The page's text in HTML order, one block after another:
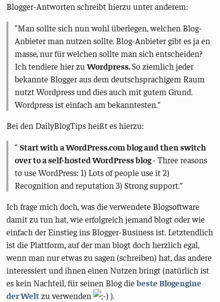
Blogger-Antworten schreibt hierzu unter anderem:
Man sollte sich nun wohl überlegen, welchen Blog-
Anbieter man nutzen sollte. Blog-Anbieter gibt es ja en
masse, nur für welchen sollte man sich entscheiden?
Ich tendiere hier zuWordpress.So ziemlich jeder
bekannte Blogger aus dem deutschsprachigem Raum
nutzt Wordpress und dies auch mit gutem Grund.
Wordpress ist einfach am bekanntesten.
Bei den DailyBlogTips heißt es hierzu:
Start with a WordPress.com blog and then switch
over to a self-hosted WordPress blog- Three reasons
to use WordPress: 1) Lots of people use it 2)
Recognition and reputation 3) Strong support.
Ich frage mich doch, was die verwendete Blogsoftware
damit zu tun hat, wie erfolgreich jemand blogt oder wie
einfach der Einstieg ins Blogger-Business ist. Letztendlich
ist die Plattform, auf der man blogt doch herzlich egal,
wenn man nur etwas zu sagen (schreiben) hat, das andere
interessiert und ihnen einen Nutzen bringt (natürlich ist
es kein Nachteil, für seinen Blog diebeste Blogengine
der Weltzu verwenden ).